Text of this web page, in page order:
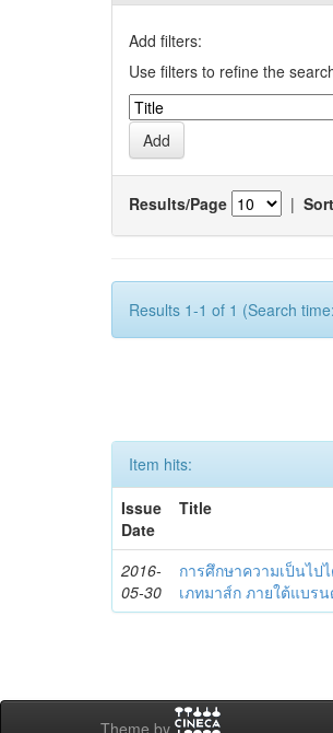
Add filters:
Use filters to refine the
Results/Page |
Results 1-1 of 1 (Search
Item hits:
Issue
Date
Title
2016-
05-30
การศึกษาความเป็นไป
เภทมาส์ก ภายใต้แบร